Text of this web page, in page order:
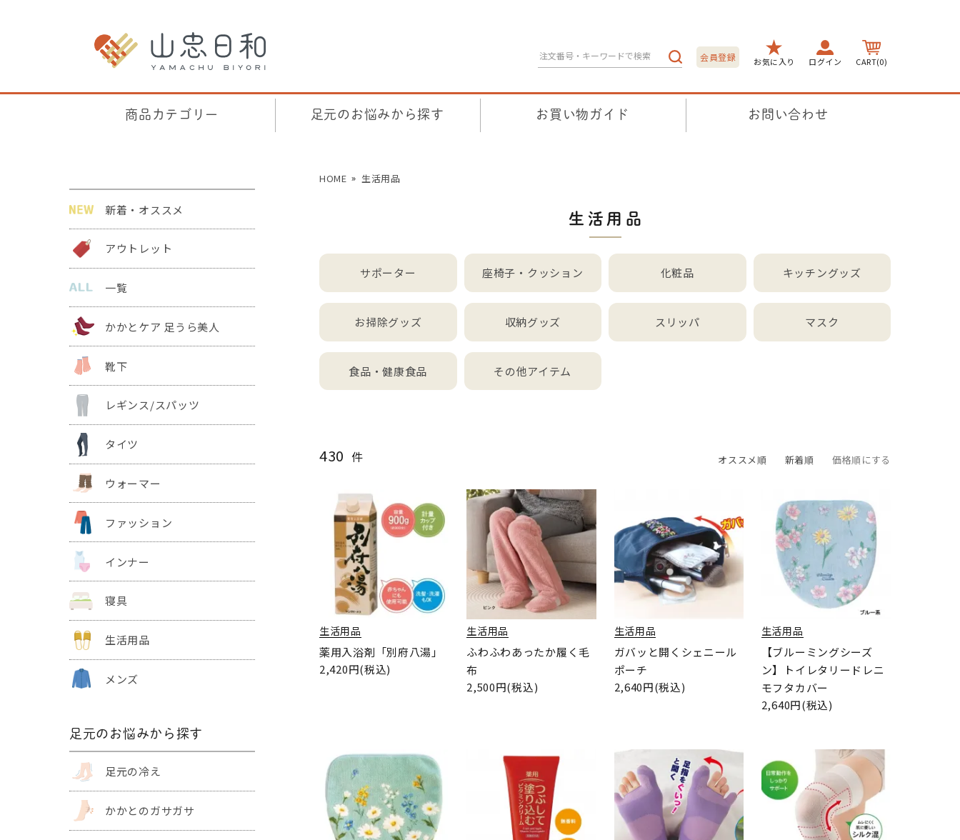
会員登録 お気に入り ログイン CART(0)
商品カテゴリー 足元のお悩みから探す お買い物ガイド お問い合わせ
新着・オススメ
アウトレット
一覧
かかとケア 足うら美人
靴下
レギンス/スパッツ
タイツ
ウォーマー
ファッション
インナー
寝具
生活用品
メンズ
足元のお悩みから探す
足元の冷え
かかとのガサガサ
HOME 生活用品
生活用品
サポーター 座椅子・クッション 化粧品 キッチングッズ
お掃除グッズ 収納グッズ スリッパ マスク
食品・健康食品 その他アイテム
430 件 オススメ順 新着順 価格順にする
生活用品
薬用入浴剤「別府八湯」
2,420円(税込)
生活用品
ふわふわあったか履く毛
布
2,500円(税込)
生活用品
ガバッと開くシェニール
ポーチ
2,640円(税込)
生活用品
【ブルーミングシーズ
ン】トイレタリードレニ
モフタカバー
2,640円(税込)